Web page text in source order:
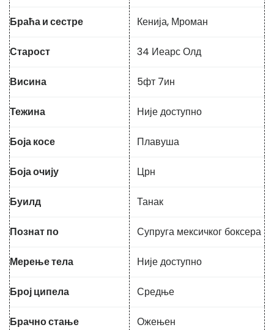
Браћа и сестре Кенија, Мроман
Старост 34 Иеарс Олд
Висина 5фт 7ин
Тежина Није доступно
Боја косе Плавуша
Боја очију Црн
Буилд Танак
Познат по Супруга мексичког боксера
Мерење тела Није доступно
Број ципела Средње
Брачно стање Ожењен